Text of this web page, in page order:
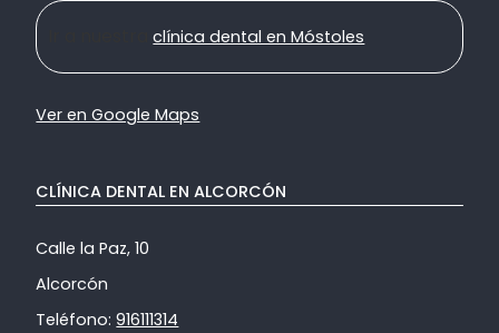
Ir a nuestraclínica dental en Móstoles
Ver en Google Maps
CLÍNICA DENTAL EN ALCORCÓN
Calle la Paz, 10
Alcorcón
Teléfono:916111314